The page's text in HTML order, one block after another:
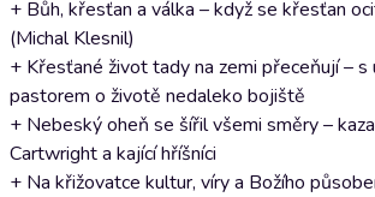
+ Bůh, křesťan a válka – když se křesťan
(Michal Klesnil)
+ Křesťané život tady na zemi přeceňují – s
pastorem o životě nedaleko bojiště
+ Nebeský oheň se šířil všemi směry –
Cartwright a kající hříšníci
+ Na křižovatce kultur, víry a Božího